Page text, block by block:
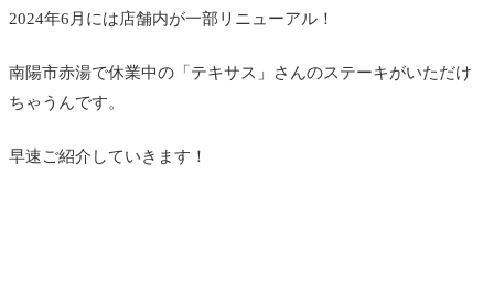
2024年6月には店舗内が一部リニューアル！
南陽市赤湯で休業中の「テキサス」さんのステーキがいただけ
ちゃうんです。
早速ご紹介していきます！